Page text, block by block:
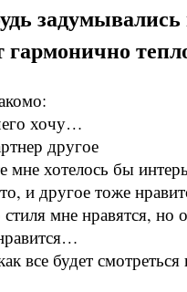
гармонично
хочу…
другое
хотелось бы
и другое тоже
мне нравятся, но
все будет смотреться